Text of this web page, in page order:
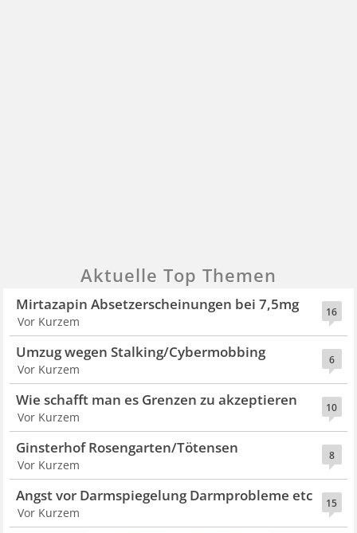
Aktuelle Top Themen
16
Mirtazapin Absetzerscheinungen bei 7,5mg
Vor Kurzem
6
Umzug wegen Stalking/Cybermobbing
Vor Kurzem
10
Wie schafft man es Grenzen zu akzeptieren
Vor Kurzem
8
Ginsterhof Rosengarten/Tötensen
Vor Kurzem
15
Angst vor Darmspiegelung Darmprobleme etc
Vor Kurzem